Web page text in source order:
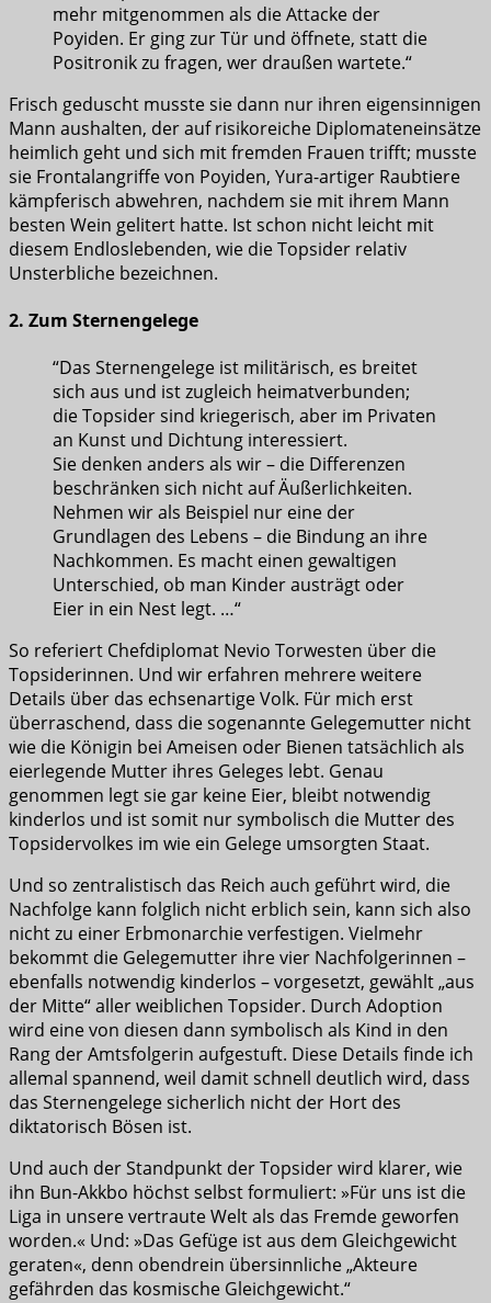
mehr mitgenommen als die Attacke der
Poyiden. Er ging zur Tür und öffnete, statt die
Positronik zu fragen, wer draußen wartete.“
Frisch geduscht musste sie dann nur ihren eigensinnigen
Mann aushalten, der auf risikoreiche Diplomateneinsätze
heimlich geht und sich mit fremden Frauen trifft; musste
sie Frontalangriffe von Poyiden, Yura-artiger Raubtiere
kämpferisch abwehren, nachdem sie mit ihrem Mann
besten Wein gelitert hatte. Ist schon nicht leicht mit
diesem Endloslebenden, wie die Topsider relativ
Unsterbliche bezeichnen.
2. Zum Sternengelege
“Das Sternengelege ist militärisch, es breitet
sich aus und ist zugleich heimatverbunden;
die Topsider sind kriegerisch, aber im Privaten
an Kunst und Dichtung interessiert.
Sie denken anders als wir – die Differenzen
beschränken sich nicht auf Äußerlichkeiten.
Nehmen wir als Beispiel nur eine der
Grundlagen des Lebens – die Bindung an ihre
Nachkommen. Es macht einen gewaltigen
Unterschied, ob man Kinder austrägt oder
Eier in ein Nest legt. …“
So referiert Chefdiplomat Nevio Torwesten über die
Topsiderinnen. Und wir erfahren mehrere weitere
Details über das echsenartige Volk. Für mich erst
überraschend, dass die sogenannte Gelegemutter nicht
wie die Königin bei Ameisen oder Bienen tatsächlich als
eierlegende Mutter ihres Geleges lebt. Genau
genommen legt sie gar keine Eier, bleibt notwendig
kinderlos und ist somit nur symbolisch die Mutter des
Topsidervolkes im wie ein Gelege umsorgten Staat.
Und so zentralistisch das Reich auch geführt wird, die
Nachfolge kann folglich nicht erblich sein, kann sich also
nicht zu einer Erbmonarchie verfestigen. Vielmehr
bekommt die Gelegemutter ihre vier Nachfolgerinnen –
ebenfalls notwendig kinderlos – vorgesetzt, gewählt „aus
der Mitte“ aller weiblichen Topsider. Durch Adoption
wird eine von diesen dann symbolisch als Kind in den
Rang der Amtsfolgerin aufgestuft. Diese Details finde ich
allemal spannend, weil damit schnell deutlich wird, dass
das Sternengelege sicherlich nicht der Hort des
diktatorisch Bösen ist.
Und auch der Standpunkt der Topsider wird klarer, wie
ihn Bun-Akkbo höchst selbst formuliert: »Für uns ist die
Liga in unsere vertraute Welt als das Fremde geworfen
worden.« Und: »Das Gefüge ist aus dem Gleichgewicht
geraten«, denn obendrein übersinnliche „Akteure
gefährden das kosmische Gleichgewicht.“